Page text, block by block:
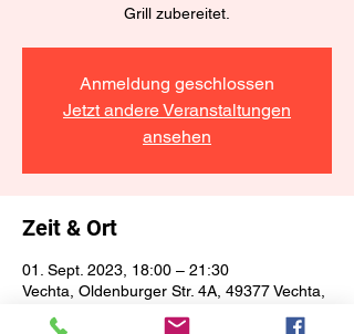
Grill zubereitet.
Anmeldung geschlossen
Jetzt andere Veranstaltungen
ansehen
Zeit & Ort
01. Sept. 2023, 18:00 – 21:30
Vechta, Oldenburger Str. 4A, 49377 Vechta,